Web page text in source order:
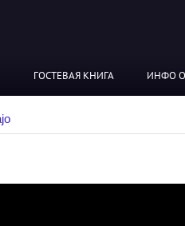
ГОСТЕВАЯ КНИГА ИНФО